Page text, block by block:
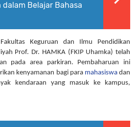
Belajar Bahasa
Keguruan dan Ilmu Pendidikan
Prof. Dr. HAMKA (FKIP Uhamka) telah
pada area parkiran. Pembaharuan ini
kenyamanan bagi para mahasiswa dan
kendaraan yang masuk ke kampus,